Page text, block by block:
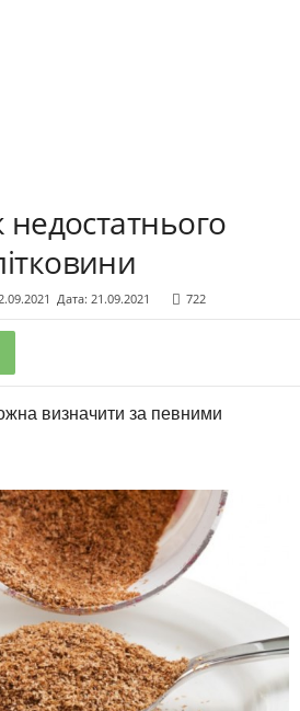
недостатнього
Дата: 21.09.2021 722
визначити за певними